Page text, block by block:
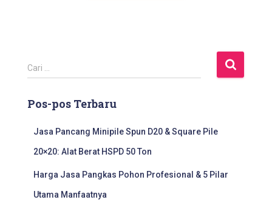
C
a
i
Cari …
Pos-pos Terbaru
Jasa Pancang Minipile Spun D20 & Square Pile
20×20: Alat Berat HSPD 50 Ton
Harga Jasa Pangkas Pohon Profesional & 5 Pilar
Utama Manfaatnya